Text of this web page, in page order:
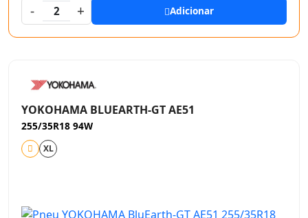
-
2 + Adicionar
YOKOHAMA BLUEARTH-GT AE51
255/35R18 94W
XL